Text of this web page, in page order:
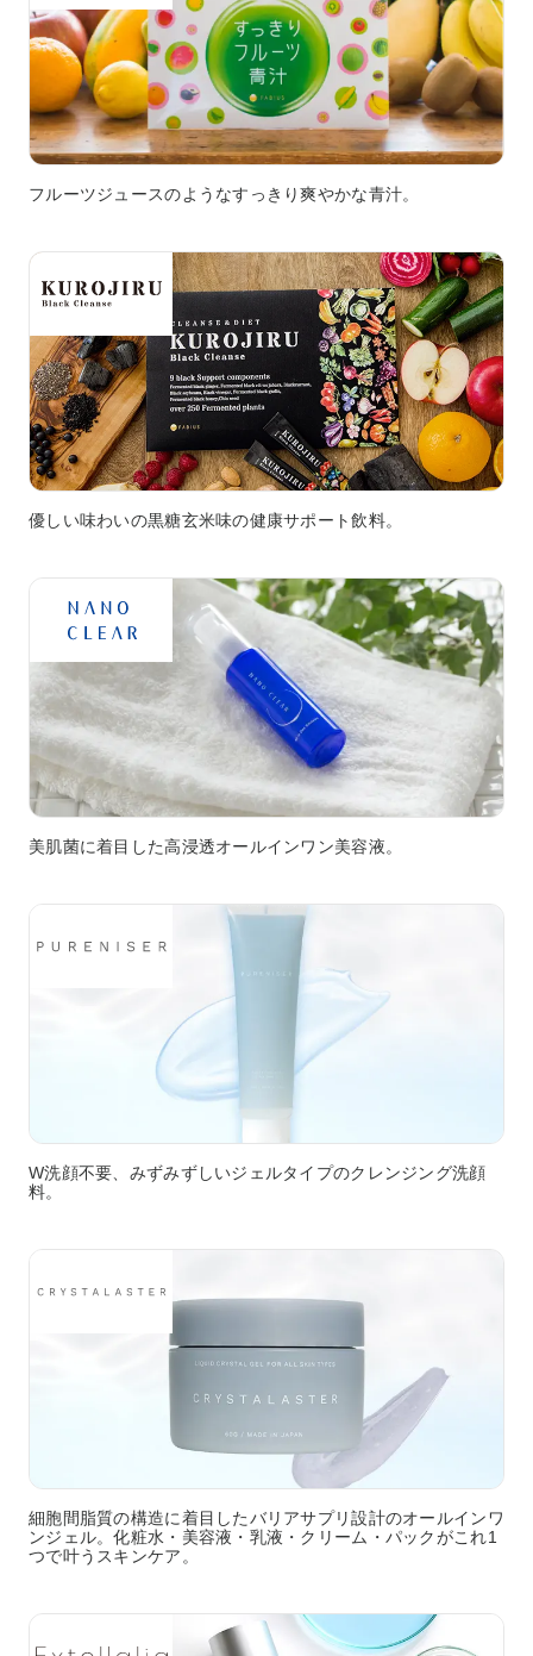
フルーツジュースのようなすっきり爽やかな青汁。
優しい味わいの黒糖玄米味の健康サポート飲料。
美肌菌に着目した高浸透オールインワン美容液。
W洗顔不要、みずみずしいジェルタイプのクレンジング洗顔
料。
細胞間脂質の構造に着目したバリアサプリ設計のオールインワ
ンジェル。化粧水・美容液・乳液・クリーム・パックがこれ1
つで叶うスキンケア。